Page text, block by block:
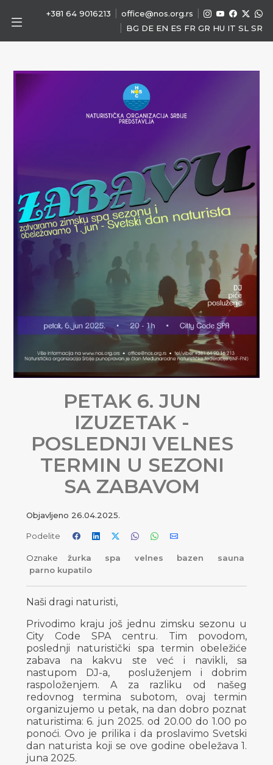
+381 64 9016213 office@nos.org.rs
BG DE EN ES FR GR HU IT SL SR
PETAK 6. JUN
IZUZETAK -
POSLEDNJI VELNES
TERMIN U SEZONI
SA ZABAVOM
Objavljeno 26.04.2025.
Podelite
Oznake žurka spa velnes bazen
sauna
parno kupatilo
Naši dragi naturisti,
Privodimo kraju još jednu zimsku sezonu u
City Code SPA centru. Tim povodom,
poslednji naturistički spa termin obeležiće
zabava na kakvu ste već i navikli, sa
nastupom DJ-a, posluženjem i dobrim
raspoloženjem. A za razliku od našeg
redovnog termina subotom, ovaj termin
organizujemo u petak, na dan dobro poznat
naturistima: 6. jun 2025. od 20.00 do 1.00 po
ponoći. Ovo je prilika i da proslavimo Svetski
dan naturista koji se ove godine obeležava 1.
juna 2025.